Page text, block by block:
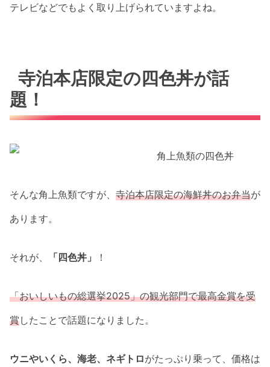
テレビなどでもよく取り上げられていますよね。
寺泊本店限定の四色丼が話
題！
そんな角上魚類ですが、 寺泊本店限定の海鮮丼のお弁当が
あります。
それが、 「四色丼」 ！
「おいしいもの総選挙2025」の観光部門で最高金賞を受
賞したことで話題になりました。
ウニやいくら、海老、ネギトロがたっぷり乗って、価格は